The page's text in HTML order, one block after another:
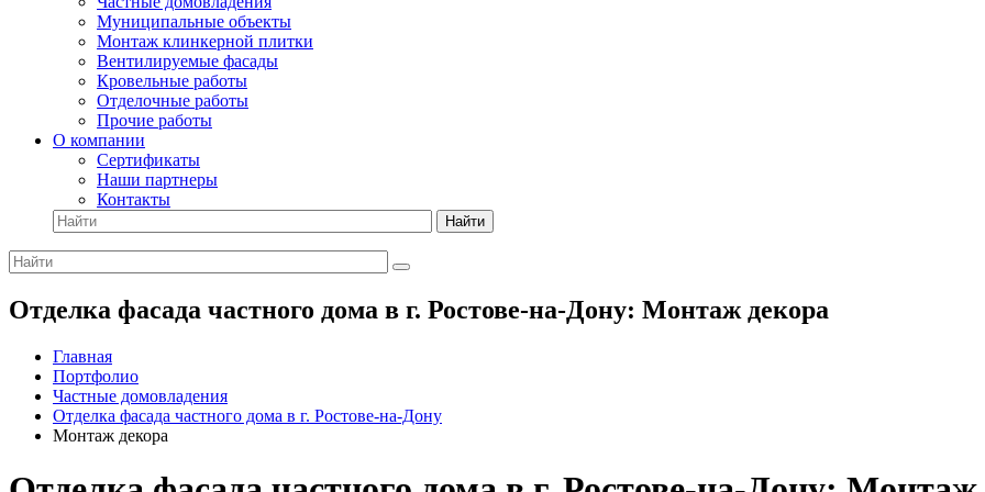
Муниципальные объекты
Монтаж клинкерной плитки
Вентилируемые фасады
Кровельные работы
Отделочные работы
Прочие работы
О компании
Сертификаты
Наши партнеры
Контакты
Найти
Отделка фасада частного дома в г. Ростове-на-Дону: Монтаж декора
Главная
Портфолио
Частные домовладения
Отделка фасада частного дома в г. Ростове-на-Дону
Монтаж декора